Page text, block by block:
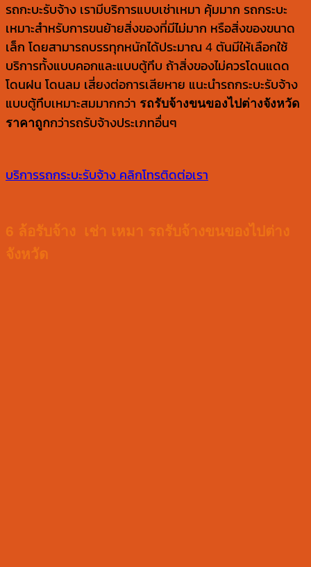
รถกะบะรับจ้าง เรามีบริการแบบเช่าเหมา คุ้มมาก รถกระบะ
เหมาะสำหรับการขนย้ายสิ่งของที่มีไม่มาก หรือสิ่งของขนาด
เล็ก โดยสามารถบรรทุกหนักได้ประมาณ 4 ตันมีให้เลือกใช้
บริการทั้งแบบคอกและแบบตู้ทึบ ถ้าสิ่งของไม่ควรโดนแดด
โดนฝน โดนลม เสี่ยงต่อการเสียหาย แนะนำรถกระบะรับจ้าง
แบบตู้ทึบเหมาะสมมากกว่า รถรับจ้างขนของไปต่างจังหวัด
ราคาถูกกว่ารถรับจ้างประเภทอื่นๆ
บริการรถกระบะรับจ้าง คลิกโทรติดต่อเรา
6 ล้อรับจ้าง เช่า เหมา รถรับจ้างขนของไปต่าง
จังหวัด